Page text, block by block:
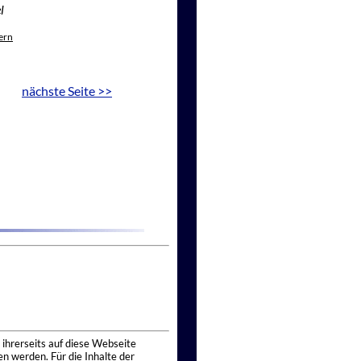
nächste Seite >>
auf diese Webseite
werden. Für die Inhalte der